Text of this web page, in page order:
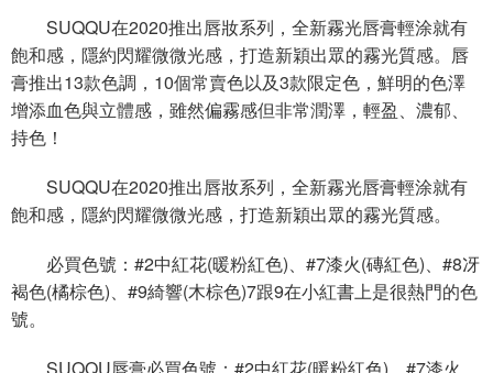
SUQQU在2020推出唇妝系列，全新霧光唇膏輕涂就有
飽和感，隱約閃耀微微光感，打造新穎出眾的霧光質感。唇
膏推出13款色調，10個常賣色以及3款限定色，鮮明的色澤
增添血色與立體感，雖然偏霧感但非常潤澤，輕盈、濃郁、
持色！
SUQQU在2020推出唇妝系列，全新霧光唇膏輕涂就有
飽和感，隱約閃耀微微光感，打造新穎出眾的霧光質感。
必買色號：#2中紅花(暖粉紅色)、#7漆火(磚紅色)、#8冴
褐色(橘棕色)、#9綺響(木棕色)7跟9在小紅書上是很熱門的色
號。